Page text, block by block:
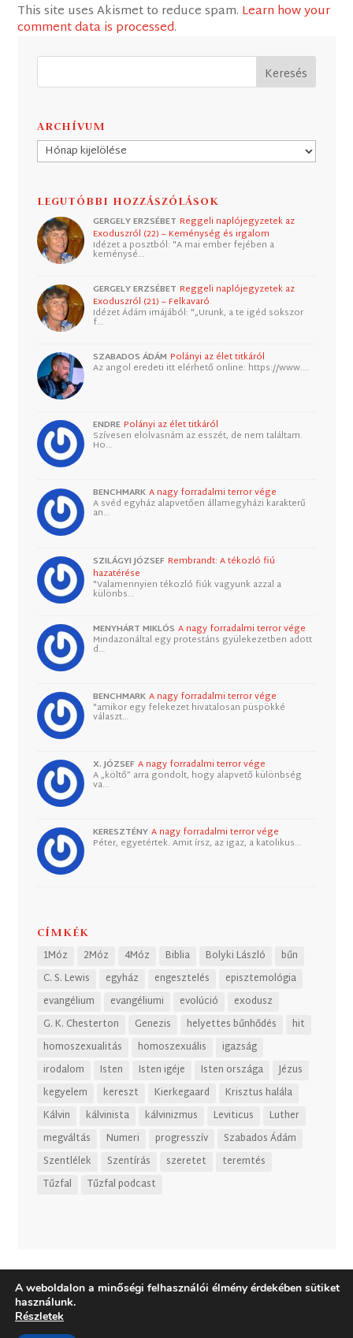
This site uses Akismet to reduce spam. Learn how your
comment data is processed.
ARCHÍVUM
Archívum
LEGUTÓBBI HOZZÁSZÓLÁSOK
GERGELY ERZSÉBET Reggeli naplójegyzetek az
Exoduszról (22) – Keménység és irgalom
Idézet a posztból: "A mai ember fejében a
keménysé…
GERGELY ERZSÉBET Reggeli naplójegyzetek az
Exoduszról (21) – Felkavaró
Idézet Ádám imájából: "„Urunk, a te igéd sokszor
f…
SZABADOS ÁDÁM Polányi az élet titkáról
Az angol eredeti itt elérhető online: https://www.…
ENDRE Polányi az élet titkáról
Szívesen elolvasnám az esszét, de nem találtam.
Ho…
BENCHMARK A nagy forradalmi terror vége
A svéd egyház alapvetően államegyházi karakterű
an…
SZILÁGYI JÓZSEF Rembrandt: A tékozló fiú
hazatérése
"Valamennyien tékozló fiúk vagyunk azzal a
különbs…
MENYHÁRT MIKLÓS A nagy forradalmi terror vége
Mindazonáltal egy protestáns gyülekezetben adott
d…
BENCHMARK A nagy forradalmi terror vége
"amikor egy felekezet hivatalosan püspökké
választ…
X. JÓZSEF A nagy forradalmi terror vége
A „költő” arra gondolt, hogy alapvető különbség
va…
KERESZTÉNY A nagy forradalmi terror vége
Péter, egyetértek. Amit írsz, az igaz, a katolikus…
CÍMKÉK
1Móz 2Móz 4Móz Biblia Bolyki László
bűn
C. S. Lewis
egyház engesztelés
episztemológia
evangélium
evangéliumi evolúció
exodusz
G. K. Chesterton
Genezis helyettes bűnhődés
hit
homoszexualitás
homoszexuális
igazság
irodalom
Isten Isten igéje Isten országa
Jézus
kegyelem
kereszt Kierkegaard
Krisztus halála
Kálvin
kálvinista kálvinizmus Leviticus
Luther
megváltás
Numeri progresszív
Szabados Ádám
Szentlélek
Szentírás szeretet
teremtés
Tűzfal
Tűzfal podcast
A weboldalon a minőségi felhasználói élmény érdekében sütiket
használunk.
Részletek